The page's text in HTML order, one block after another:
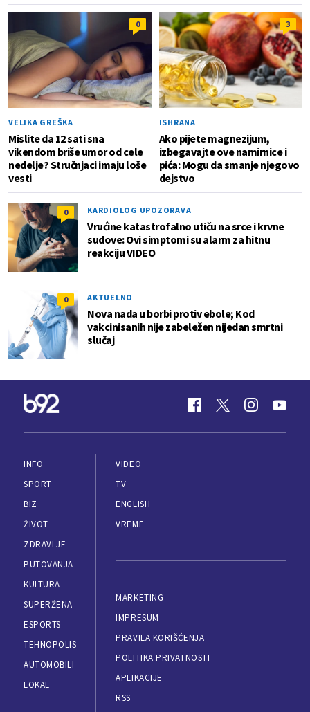
0
VELIKA GREŠKA
Mislite da 12 sati sna
vikendom briše umor od cele
nedelje? Stručnjaci imaju loše
vesti
3
ISHRANA
Ako pijete magnezijum,
izbegavajte ove namirnice i
pića: Mogu da smanje njegovo
dejstvo
0 KARDIOLOG UPOZORAVA
Vrućine katastrofalno utiču na srce i krvne
sudove: Ovi simptomi su alarm za hitnu
reakciju VIDEO
0 AKTUELNO
Nova nada u borbi protiv ebole; Kod
vakcinisanih nije zabeležen nijedan smrtni
slučaj
INFO
SPORT
BIZ
ŽIVOT
ZDRAVLJE
PUTOVANJA
KULTURA
SUPERŽENA
ESPORTS
TEHNOPOLIS
AUTOMOBILI
LOKAL
VIDEO
TV
ENGLISH
VREME
MARKETING
IMPRESUM
PRAVILA KORIŠĆENJA
POLITIKA PRIVATNOSTI
APLIKACIJE
RSS